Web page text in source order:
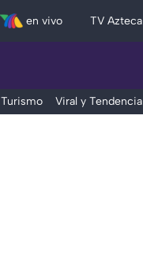
en vivo TV Azteca
Turismo Viral y Tendencia